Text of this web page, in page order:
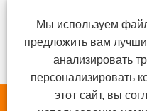
Мы используем
предложить вам
анализировать
персонализировать
этот сайт, вы
Copyright © 2020 Fujian